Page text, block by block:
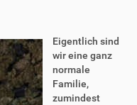
Eigentlich sind
wir eine ganz
normale
Familie,
zumindest